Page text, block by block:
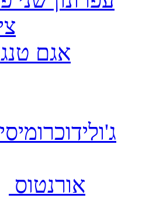
אגם
אורנטוס